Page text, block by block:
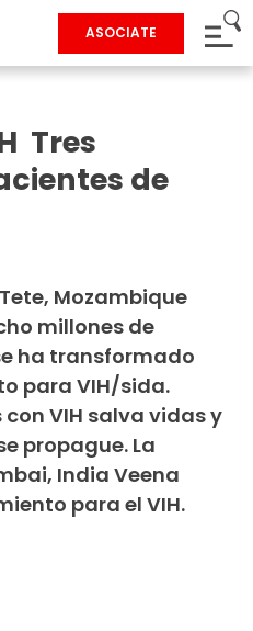
ASOCIATE
Tres
de
Mozambique
millones de
ha transformado
para VIH/sida.
VIH salva vidas y
propague. La
India Veena
para el VIH.